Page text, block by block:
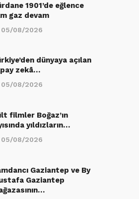
1901’de eğlence
gaz devam
05/08/2026
dünyaya açılan
zekâ…
05/08/2026
filmler Boğaz’ın
yıldızların…
05/08/2026
Gaziantep ve By
Gaziantep